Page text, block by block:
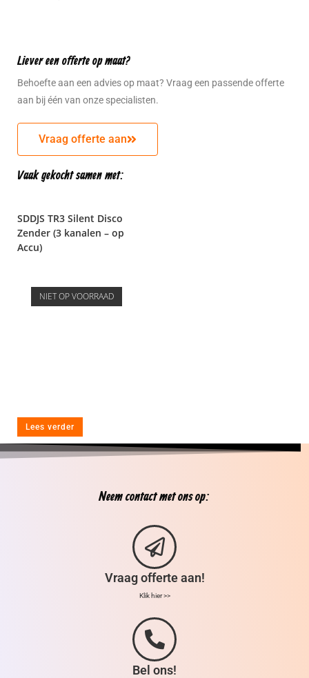
Liever een offerte op maat?
Behoefte aan een advies op maat? Vraag een passende offerte
aan bij één van onze specialisten.
Vraag offerte aan
Vaak gekocht samen met:
SDDJS TR3 Silent Disco
Zender (3 kanalen – op
Accu)
NIET OP VOORRAAD
Lees verder
Neem contact met ons op:
Vraag offerte aan!
Klik hier >>
Bel ons!